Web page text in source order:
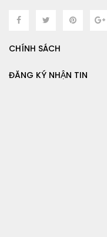
CHÍNH SÁCH
ĐĂNG KÝ NHẬN TIN